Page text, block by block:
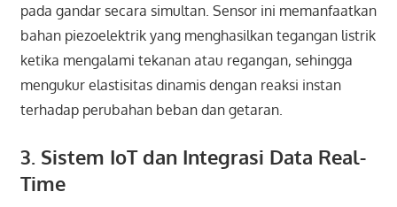
pada gandar secara simultan. Sensor ini memanfaatkan
bahan piezoelektrik yang menghasilkan tegangan listrik
ketika mengalami tekanan atau regangan, sehingga
mengukur elastisitas dinamis dengan reaksi instan
terhadap perubahan beban dan getaran.
3. Sistem IoT dan Integrasi Data Real-
Time